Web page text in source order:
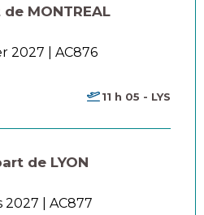
MONTREAL
2027 | AC876
11 h 05 - LYS
de LYON
2027 | AC877